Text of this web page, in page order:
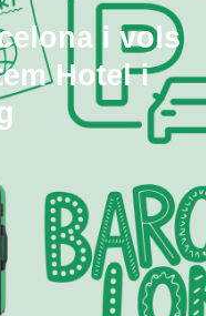
i vols
Hotel i